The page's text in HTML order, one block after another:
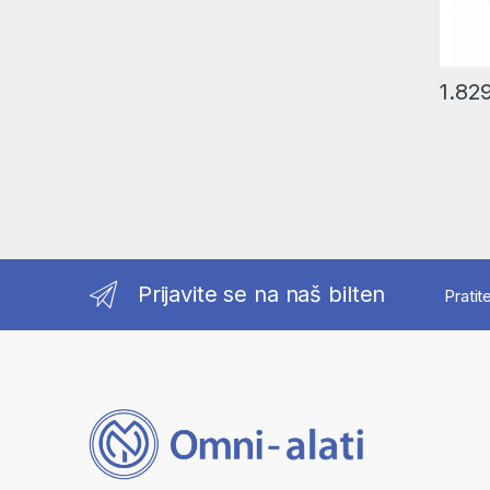
Prijavite se na naš bilten